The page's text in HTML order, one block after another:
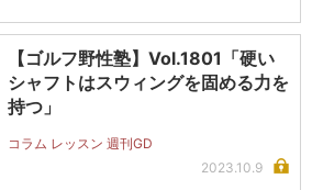
【ゴルフ野性塾】Vol.1801「硬い
シャフトはスウィングを固める力を
持つ」
コラム レッスン 週刊GD
2023.10.9